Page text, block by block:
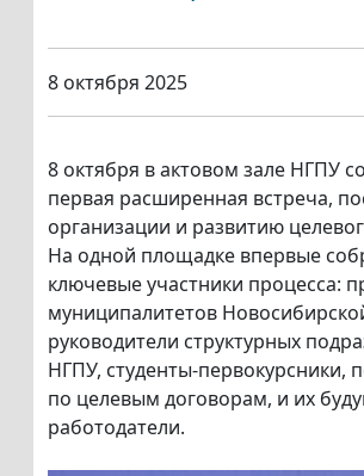
8 октября 2025
8 октября в актовом зале НГПУ
первая расширенная встреча,
организации и развитию
На одной площадке впервые
ключевые участники процесса:
муниципалитетов
руководители структурных
НГПУ, студенты-первокурсники,
по целевым договорам, и их
работодатели.